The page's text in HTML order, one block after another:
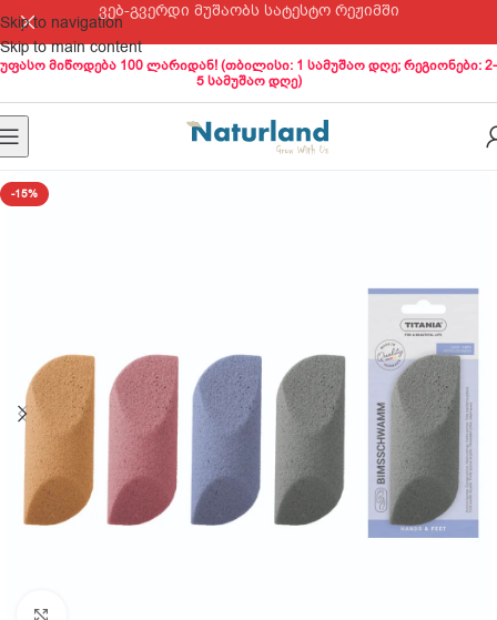
Skip to navigation
Skip to main content
ვებ-გვერდი მუშაობს სატესტო რეჟიმში
უფასო მიწოდება 100 ლარიდან! (თბილისი: 1 სამუშაო დღე; რეგიონები: 2-
5 სამუშაო დღე)
-15%